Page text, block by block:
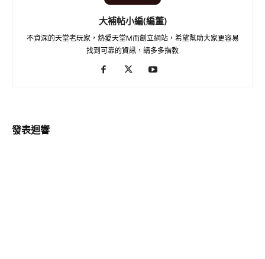
大補帖小編(編董)
不資深的天堂老玩家，熱愛天堂M而創立網站，希望幫助大家更容易
找到可靠的資訊，請多多指教
發表迴響